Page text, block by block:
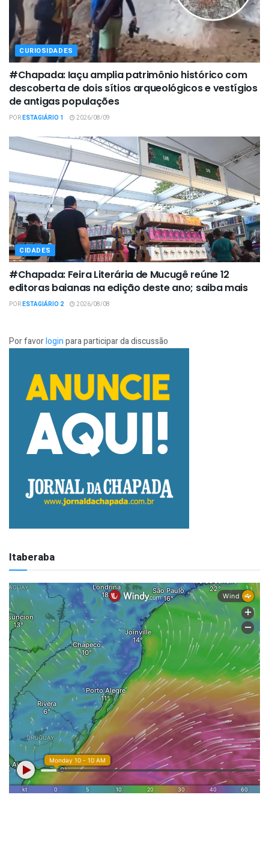
CURIOSIDADES
#Chapada: Iaçu amplia patrimônio histórico com
descoberta de dois sítios arqueológicos e vestígios
de antigas populações
PORESTAGIÁRIO 1 2026/08/09
CIDADES
#Chapada: Feira Literária de Mucugê reúne 12
editoras baianas na edição deste ano; saiba mais
PORESTAGIÁRIO 2 2026/08/08
Por favorloginpara participar da discussão
Itaberaba